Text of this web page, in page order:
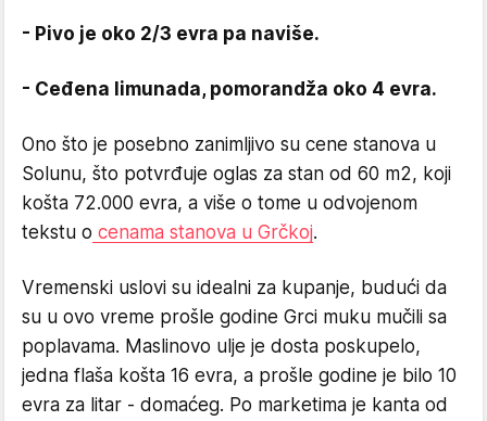
- Pivo je oko 2/3 evra pa naviše.
- Ceđena limunada, pomorandža oko 4 evra.
Ono što je posebno zanimljivo su cene stanova u
Solunu, što potvrđuje oglas za stan od 60 m2, koji
košta 72.000 evra, a više o tome u odvojenom
tekstu o cenama stanova u Grčkoj.
Vremenski uslovi su idealni za kupanje, budući da
su u ovo vreme prošle godine Grci muku mučili sa
poplavama. Maslinovo ulje je dosta poskupelo,
jedna flaša košta 16 evra, a prošle godine je bilo 10
evra za litar - domaćeg. Po marketima je kanta od